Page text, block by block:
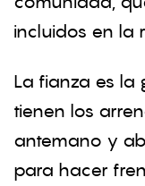
incluidos en la
La fianza es la
tienen los
antemano y
para hacer